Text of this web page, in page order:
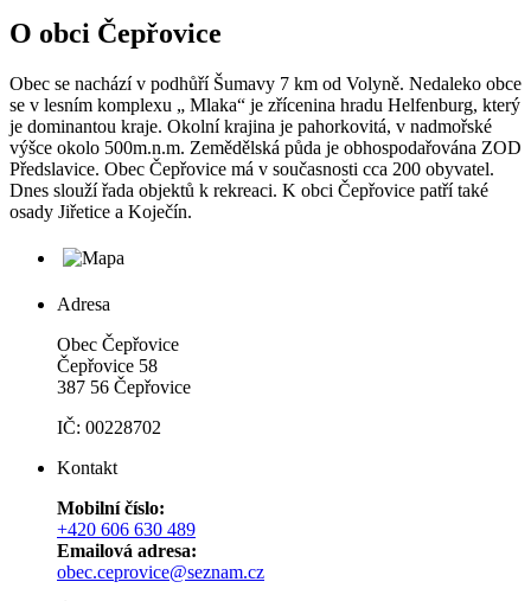
O obci Čepřovice
Obec se nachází v podhůří Šumavy 7 km od Volyně. Nedaleko obce
se v lesním komplexu „ Mlaka“ je zřícenina hradu Helfenburg, který
je dominantou kraje. Okolní krajina je pahorkovitá, v nadmořské
výšce okolo 500m.n.m. Zemědělská půda je obhospodařována ZOD
Předslavice. Obec Čepřovice má v současnosti cca 200 obyvatel.
Dnes slouží řada objektů k rekreaci. K obci Čepřovice patří také
osady Jiřetice a Koječín.
Adresa
Obec Čepřovice
Čepřovice 58
387 56 Čepřovice
IČ: 00228702
Kontakt
Mobilní číslo:
+420 606 630 489
Emailová adresa:
obec.ceprovice@seznam.cz